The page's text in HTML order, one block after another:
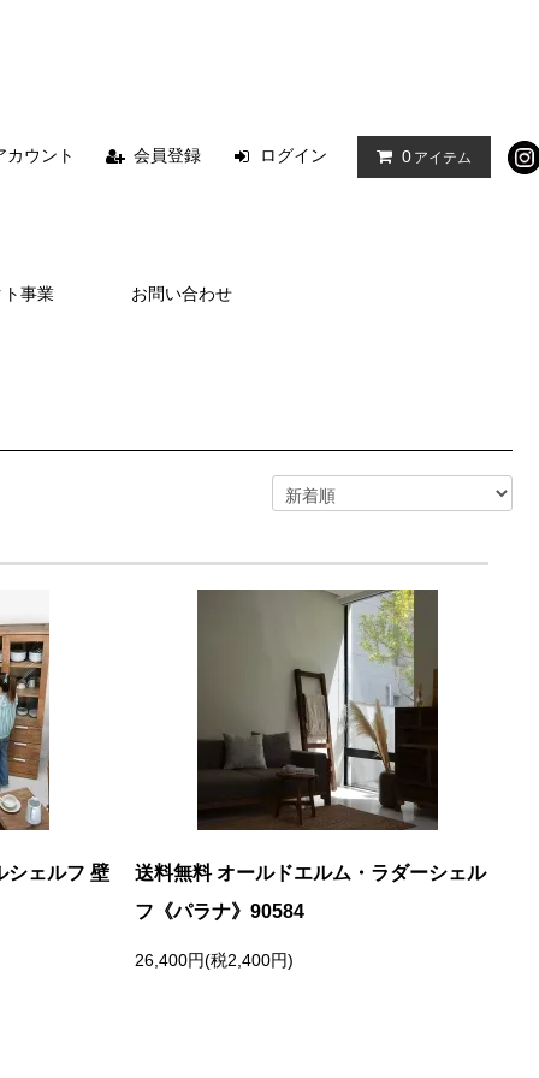
カウント 会員登録 ログイン 0 アイテム
ト事業 お問い合わせ
シェルフ 壁
送料無料 オールドエルム・ラダーシェル
フ《パラナ》90584
26,400円(税2,400円)